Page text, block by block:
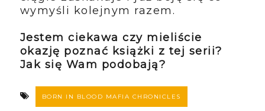
wymyśli kolejnym razem.
Jestem ciekawa czy mieliście
okazję poznać książki z tej serii?
Jak się Wam podobają?
BORN IN BLOOD MAFIA CHRONICLES